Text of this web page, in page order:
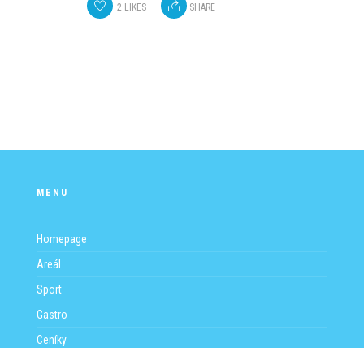
2 LIKES SHARE
MENU
Homepage
Areál
Sport
Gastro
Ceníky